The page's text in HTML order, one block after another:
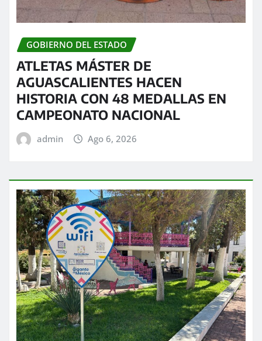
GOBIERNO DEL ESTADO
ATLETAS MÁSTER DE
AGUASCALIENTES HACEN
HISTORIA CON 48 MEDALLAS EN
CAMPEONATO NACIONAL
admin Ago 6, 2026